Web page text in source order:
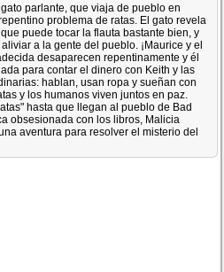
parlante, que viaja de pueblo en
problema de ratas. El gato revela
puede tocar la flauta bastante bien, y
a la gente del pueblo. ¡Maurice y el
desaparecen repentinamente y él
para contar el dinero con Keith y las
hablan, usan ropa y sueñan con
y los humanos viven juntos en paz.
hasta que llegan al pueblo de Bad
obsesionada con los libros, Malicia
aventura para resolver el misterio del